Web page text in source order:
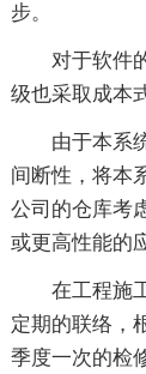
步。
对于软件
级也采取成本
由于本系
间断性，将本
公司的仓库考
或更高性能的
在工程施
定期的联络，
季度一次的检